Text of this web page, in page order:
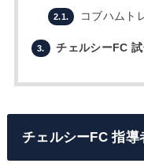
2.1. コブハムト
3. チェルシーFC
チェルシーFC 指導